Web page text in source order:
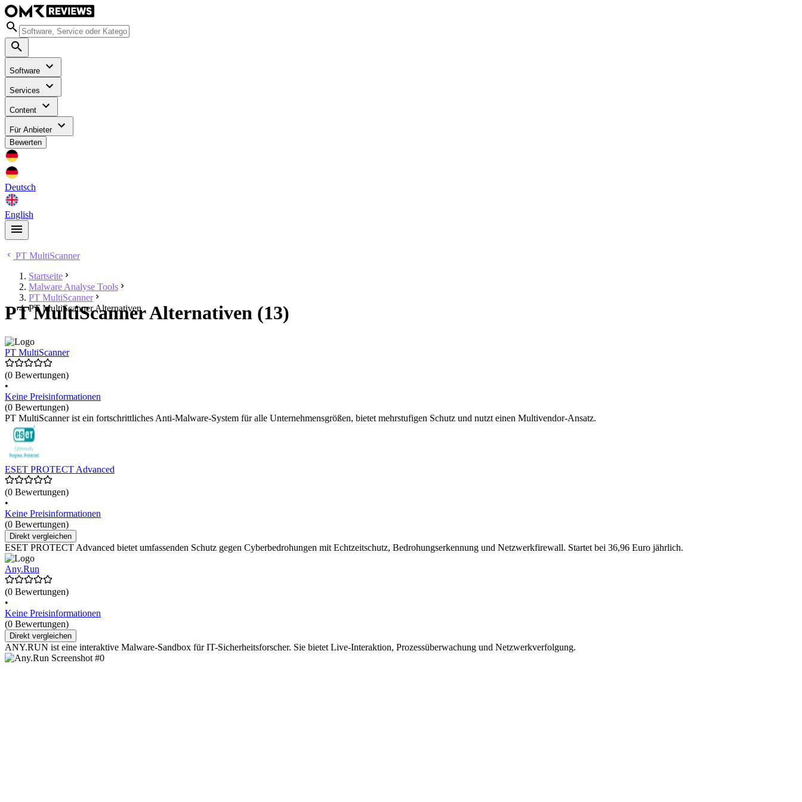
Software
Services
Content
Für Anbieter
Bewerten
Deutsch
English
PT MultiScanner
Startseite
Malware Analyse Tools
PT MultiScanner
PT MultiScanner Alternativen
PT MultiScanner Alternativen (13)
PT MultiScanner
(0 Bewertungen)
•
Keine Preisinformationen
(0 Bewertungen)
PT MultiScanner ist ein fortschrittliches Anti-Malware-System für alle Unternehmensgrößen, bietet mehrstufigen Schutz und nutzt einen Multivendor-Ansatz.
ESET PROTECT Advanced
(0 Bewertungen)
•
Keine Preisinformationen
(0 Bewertungen)
Direkt vergleichen
ESET PROTECT Advanced bietet umfassenden Schutz gegen Cyberbedrohungen mit Echtzeitschutz, Bedrohungserkennung und Netzwerkfirewall. Startet bei 36,96 Euro jährlich.
Any.Run
(0 Bewertungen)
•
Keine Preisinformationen
(0 Bewertungen)
Direkt vergleichen
ANY.RUN ist eine interaktive Malware-Sandbox für IT-Sicherheitsforscher. Sie bietet Live-Interaktion, Prozessüberwachung und Netzwerkverfolgung.